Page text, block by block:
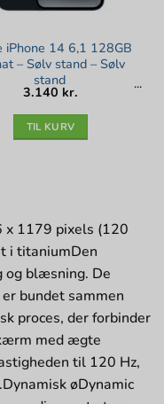
iPhone 14 6,1 128GB
– Sølv stand – Sølv
stand
3.140 kr.
TIL KURV
x 1179 pixels (120
i titaniumDen
og blæsning. De
bundet sammen
proces, der forbinder
med ægte
til 120 Hz,
øDynamic